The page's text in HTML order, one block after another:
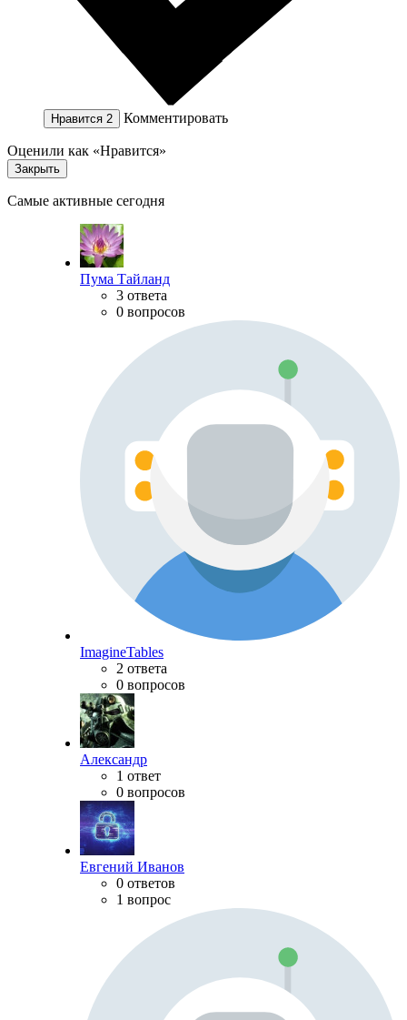
Нравится 2 Комментировать
Оценили как «Нравится»
Закрыть
Самые активные сегодня
Пума Тайланд
3 ответа
0 вопросов
ImagineTables
2 ответа
0 вопросов
Александр
1 ответ
0 вопросов
Евгений Иванов
0 ответов
1 вопрос